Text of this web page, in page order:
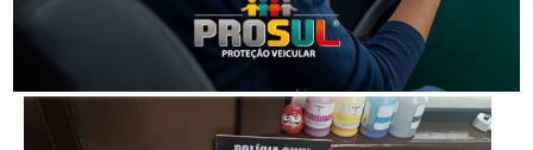
Homem que beijou criança de 11 anos à força agora
terá de indenizar vítima e familiar